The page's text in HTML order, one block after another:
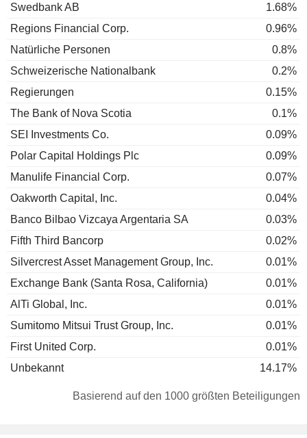
Swedbank AB
1.68%
Regions Financial Corp.
0.96%
Natürliche Personen
0.8%
Schweizerische Nationalbank
0.2%
Regierungen
0.15%
The Bank of Nova Scotia
0.1%
SEI Investments Co.
0.09%
Polar Capital Holdings Plc
0.09%
Manulife Financial Corp.
0.07%
Oakworth Capital, Inc.
0.04%
Banco Bilbao Vizcaya Argentaria SA
0.03%
Fifth Third Bancorp
0.02%
Silvercrest Asset Management Group, Inc.
0.01%
Exchange Bank (Santa Rosa, California)
0.01%
AlTi Global, Inc.
0.01%
Sumitomo Mitsui Trust Group, Inc.
0.01%
First United Corp.
0.01%
Unbekannt
14.17%
Basierend auf den 1000 größten Beteiligungen